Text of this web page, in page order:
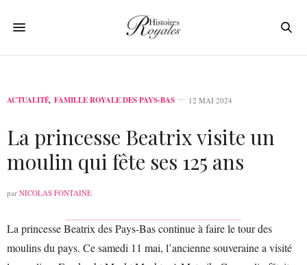
ACTUALITÉ, FAMILLE ROYALE DES PAYS-BAS 12 MAI 2024
La princesse Beatrix visite un
moulin qui fête ses 125 ans
par NICOLAS FONTAINE
La princesse Beatrix des Pays-Bas continue à faire le tour des
moulins du pays. Ce samedi 11 mai, l’ancienne souveraine a visité